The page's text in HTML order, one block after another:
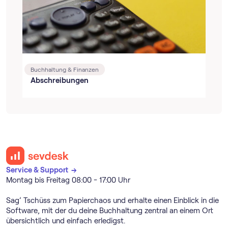
Buchhaltung & Finanzen
Abschreibungen
Service & Support →
Montag bis Freitag 08:00 - 17:00 Uhr
Sag’ Tschüss zum Papierchaos und erhalte einen Einblick in die
Software, mit der du deine Buchhaltung zentral an einem Ort
übersichtlich und einfach erledigst.